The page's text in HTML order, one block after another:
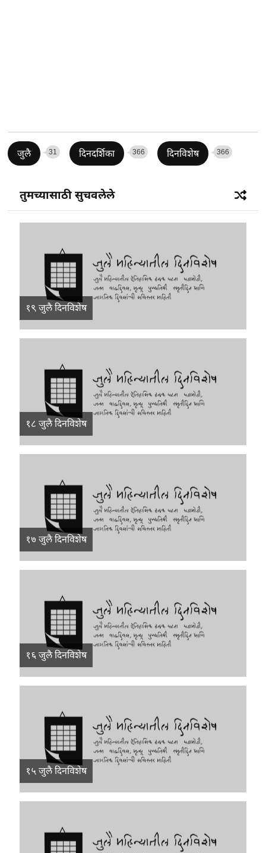
जुलै 31 दिनदर्शिका 366 दिनविशेष 366
तुमच्यासाठी सुचवलेले
१९ जुलै दिनविशेष
१८ जुलै दिनविशेष
१७ जुलै दिनविशेष
१६ जुलै दिनविशेष
१५ जुलै दिनविशेष